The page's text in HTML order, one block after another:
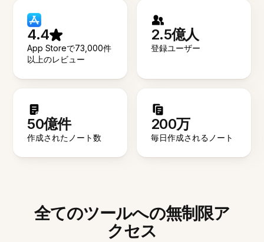
4.4
App Storeで73,000件
以上のレビュー
2.5億人
登録ユーザー
50億件
作成されたノート数
200万
毎日作成されるノート
全てのツールへの無制限ア
クセス